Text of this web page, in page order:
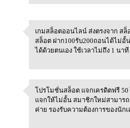
เกมสล็อตออนไลน์ ส่ง
เกมสล็อตออนไลน์ ส่งตรงจาก ส
สล็อต ฝาก100รับ200ถอนได้ไม่
ได้ด้วยตนเอง ใช้เวลาไม่ถึง 1 นา
โปรโมชั่นสล็อต แจก
โปรโมชั่นสล็อต แจกเครดิตฟรี
แจกให้ไม่อั้น สมาชิกใหม่สามารถ
ค่าย รองรับความต้องการของนั